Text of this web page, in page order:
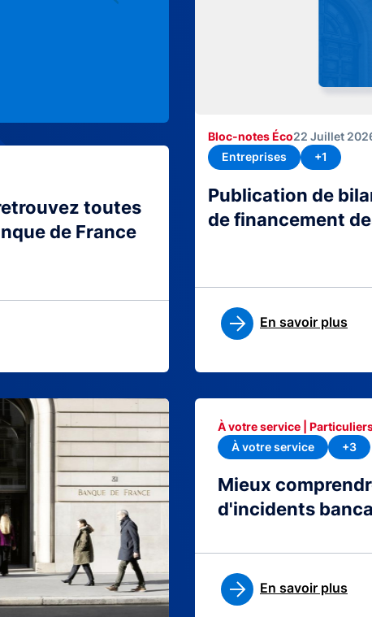
Publication de
de financement
Bloc-notes Éco22 Juillet
Entreprises
+1
En savoir plus
toutes
de France
Mieux
d'incidents
À votre service |
À votre service
+3
En savoir plus